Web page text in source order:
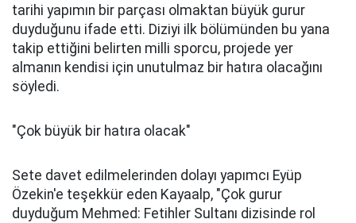
tarihi yapımın bir parçası olmaktan büyük gurur
duyduğunu ifade etti. Diziyi ilk bölümünden bu yana
takip ettiğini belirten milli sporcu, projede yer
almanın kendisi için unutulmaz bir hatıra olacağını
söyledi.
"Çok büyük bir hatıra olacak"
Sete davet edilmelerinden dolayı yapımcı Eyüp
Özekin'e teşekkür eden Kayaalp, "Çok gurur
duyduğum Mehmed: Fetihler Sultanı dizisinde rol